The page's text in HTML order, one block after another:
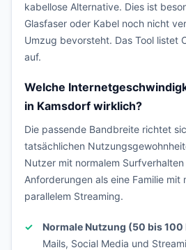
kabellose Alternative. Dies ist
Glasfaser oder Kabel noch nicht
Umzug bevorsteht. Das Tool listet
auf.
Welche
in Kamsdorf wirklich?
Die passende Bandbreite richtet
tatsächlichen
Nutzer mit normalem
Anforderungen als eine Familie mit
parallelem Streaming.
Normale Nutzung (50 bis
Mails, Social Media und